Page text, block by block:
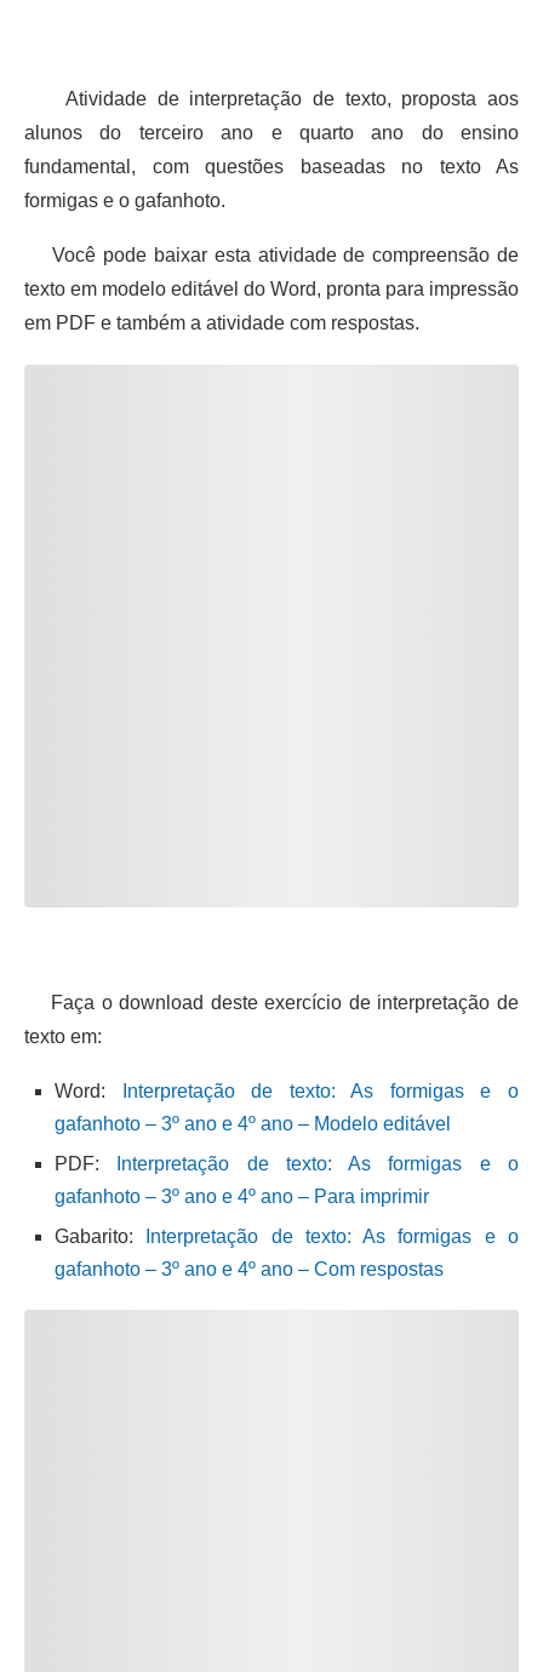
Atividade de interpretação de texto, proposta aos
alunos do terceiro ano e quarto ano do ensino
fundamental, com questões baseadas no texto As
formigas e o gafanhoto.
Você pode baixar esta atividade de compreensão de
texto em modelo editável do Word, pronta para impressão
em PDF e também a atividade com respostas.
Faça o download deste exercício de interpretação de
texto em:
Word:
Interpretação de texto: As formigas e o
gafanhoto – 3º ano e 4º ano – Modelo editável
PDF:
Interpretação de texto: As formigas e o
gafanhoto – 3º ano e 4º ano – Para imprimir
Gabarito:
Interpretação de texto: As formigas e o
gafanhoto – 3º ano e 4º ano – Com respostas